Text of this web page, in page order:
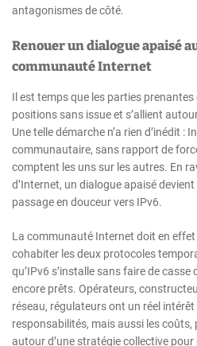
antagonismes de côté.
Renouer un dialogue apaisé
communauté Internet
Il est temps que les parties
positions sans issue et s’allient
Une telle démarche n’a rien d’inédit :
communautaire, sans rapport de
comptent les uns sur les autres. En
d’Internet, un dialogue apaisé
passage en douceur vers IPv6.
La communauté Internet doit en
cohabiter les deux protocoles
qu’IPv6 s’installe sans faire de casse
encore prêts. Opérateurs,
réseau, régulateurs ont un réel intérêt
responsabilités, mais aussi les
autour d’une stratégie collective pour